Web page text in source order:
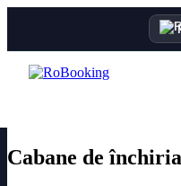
Cabane de